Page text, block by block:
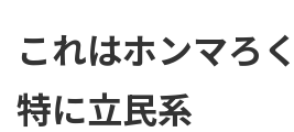
これはホンマろ
特に立民系